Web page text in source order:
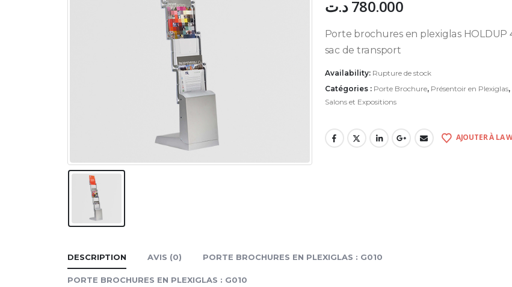
780.000 د.ت
Porte brochures en plexiglas HOLDUP
sac de transport
Availability: Rupture de stock
Catégories : Porte Brochure, Présentoir en Plexiglas,
Salons et Expositions
AJOUTER À LA
DESCRIPTION AVIS (0) PORTE BROCHURES EN PLEXIGLAS : G010
PORTE BROCHURES EN PLEXIGLAS : G010